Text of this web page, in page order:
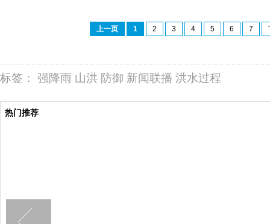
上一页 1 2 3 4 5 6 7
标签： 强降雨 山洪 防御 新闻联播 洪水过程
热门推荐